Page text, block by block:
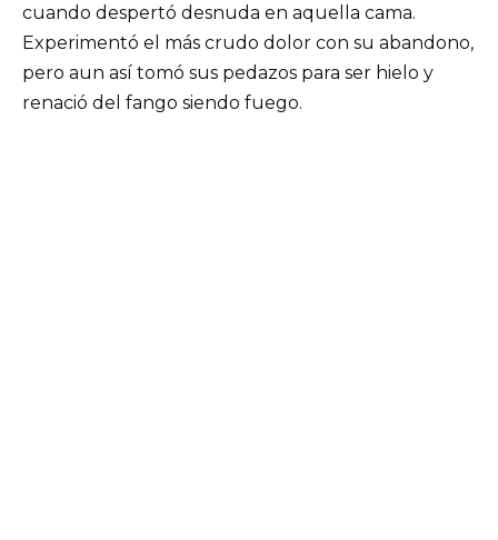
cuando despertó desnuda en aquella cama.
Experimentó el más crudo dolor con su abandono,
pero aun así tomó sus pedazos para ser hielo y
renació del fango siendo fuego.